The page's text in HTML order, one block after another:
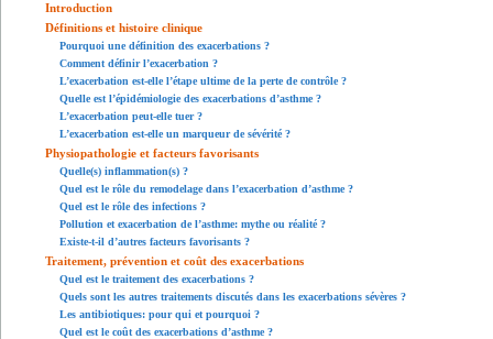
Introduction
Définitions et histoire clinique
Pourquoi une définition des exacerbations ?
Comment définir l’exacerbation ?
L’exacerbation est-elle l’étape ultime de la perte de contrôle ?
Quelle est l’épidémiologie des exacerbations d’asthme ?
L’exacerbation peut-elle tuer ?
L’exacerbation est-elle un marqueur de sévérité ?
Physiopathologie et facteurs favorisants
Quelle(s) inflammation(s) ?
Quel est le rôle du remodelage dans l’exacerbation d’asthme ?
Quel est le rôle des infections ?
Pollution et exacerbation de l’asthme: mythe ou réalité ?
Existe-t-il d’autres facteurs favorisants ?
Traitement, prévention et coût des exacerbations
Quel est le traitement des exacerbations ?
Quels sont les autres traitements discutés dans les exacerbations sévères ?
Les antibiotiques: pour qui et pourquoi ?
Quel est le coût des exacerbations d’asthme ?